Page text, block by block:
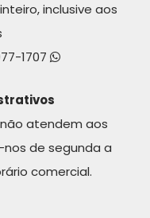
inclusive aos
1707
atendem aos
de segunda a
comercial.